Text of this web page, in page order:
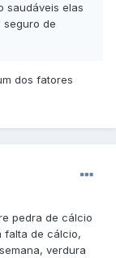
saudáveis elas
seguro de
dos fatores
pedra de cálcio
falta de cálcio,
verdura